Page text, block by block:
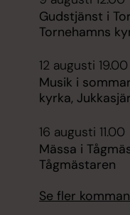
Gudstjänst i
Tornehamns
12 augusti 19.00
Musik i
kyrka,
16 augusti 11.00
Mässa i
Tågmästaren
Se fler